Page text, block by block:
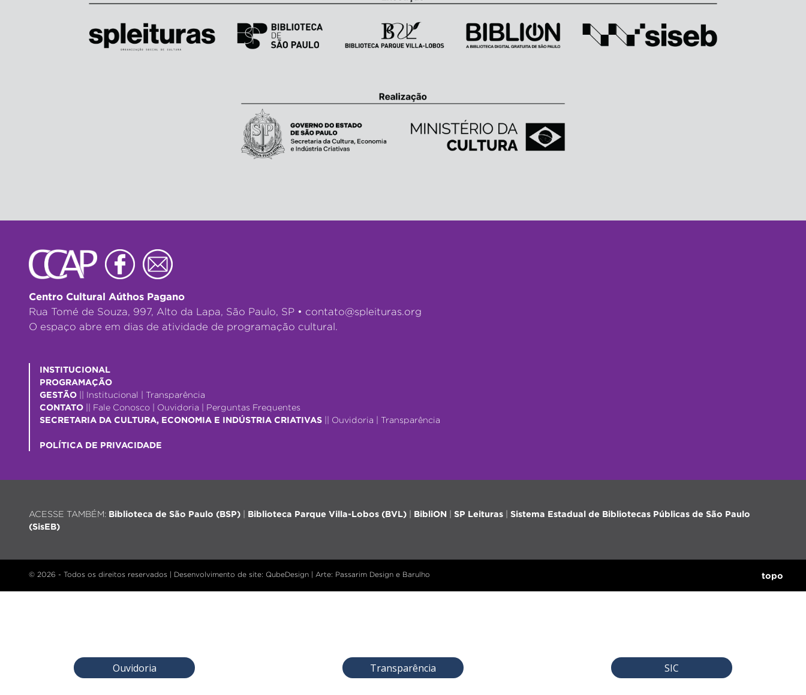
Centro Cultural Aúthos Pagano
Rua Tomé de Souza, 997, Alto da Lapa, São Paulo, SP • contato@spleituras.org
O espaço abre em dias de atividade de programação cultural.
INSTITUCIONAL
PROGRAMAÇÃO
GESTÃO
Institucional
Transparência
CONTATO
Fale Conosco Ouvidoria
Perguntas Frequentes
SECRETARIA DA CULTURA, ECONOMIA E INDÚSTRIA CRIATIVAS
Ouvidoria Transparência
POLÍTICA DE PRIVACIDADE
ACESSE TAMBÉM: Biblioteca de São Paulo (BSP) | Biblioteca Parque Villa-Lobos (BVL) | BibliON | SP Leituras | Sistema Estadual de Bibliotecas Públicas de São Paulo
(SisEB)
© 2026 - Todos os direitos reservados | Desenvolvimento de site: QubeDesign | Arte: Passarim Design e Barulho topo
Ouvidoria Transparência SIC